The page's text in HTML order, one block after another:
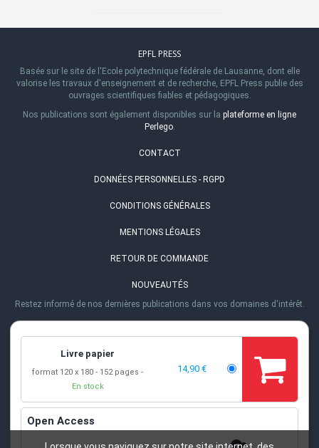
Livre papier
format 120 x 180
152 pages
En stock
14,90 €
Open Access
EPFL PRESS
Basée sur le site de l'Ecole polytechnique fédérale de Lausanne, dont elle
valorise les travaux d'enseignement et de recherche, EPFL Press publie des
ouvrages scientifiques fiables et pédagogiques.
Nos publications sont également disponibles sur la plateforme en ligne
Perlego.
CONTACT
DONNÉES PERSONNELLES - RGPD
CONDITIONS GÉNÉRALES
MENTIONS LÉGALES
RETOUR DE COMMANDE
NOUVEAUTÉS
Restez informé de nos dernières publications dans vos domaines d'intérêt.
Station 20
EMAIL
HEURES D'OUVERTURE